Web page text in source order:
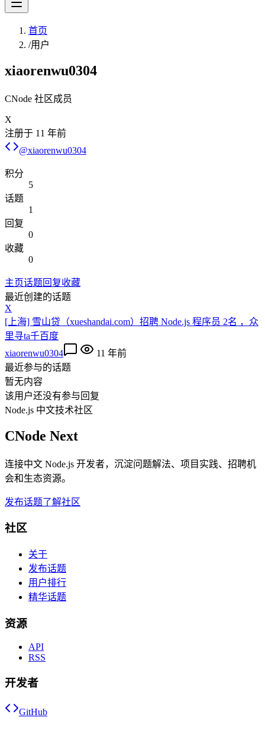
首页
/用户
xiaorenwu0304
CNode 社区成员
X
注册于 11 年前
@xiaorenwu0304
积分
5
话题
1
回复
0
收藏
0
主页话题回复收藏
最近创建的话题
X
[上海] 雪山贷（xueshandai.com）招聘 Node.js 程序员 2名 ，众
里寻ta千百度
xiaorenwu0304
11 年前
最近参与的话题
暂无内容
该用户还没有参与回复
Node.js 中文技术社区
CNode Next
连接中文 Node.js 开发者，沉淀问题解法、项目实践、招聘机
会和生态资源。
发布话题了解社区
社区
关于
发布话题
用户排行
精华话题
资源
API
RSS
开发者
GitHub